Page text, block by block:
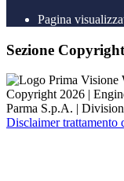
Pagina
Sezione Copyright
Copyright 2026 |
Parma S.p.A. |
Disclaimer trattamento